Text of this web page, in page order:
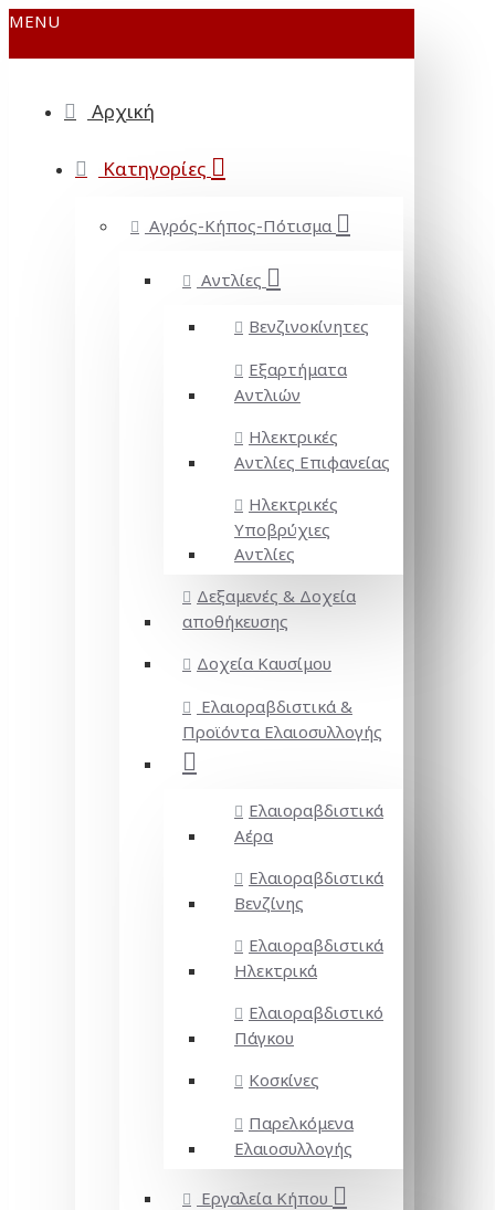
MENU
Αρχική
Κατηγορίες
Αγρός-Κήπος-Πότισμα
Αντλίες
Βενζινοκίνητες
Εξαρτήματα
Αντλιών
Ηλεκτρικές
Αντλίες Επιφανείας
Ηλεκτρικές
Υποβρύχιες
Αντλίες
Δεξαμενές & Δοχεία
αποθήκευσης
Δοχεία Καυσίμου
Ελαιοραβδιστικά &
Προϊόντα Ελαιοσυλλογής
Ελαιοραβδιστικά
Αέρα
Ελαιοραβδιστικά
Βενζίνης
Ελαιοραβδιστικά
Ηλεκτρικά
Ελαιοραβδιστικό
Πάγκου
Κοσκίνες
Παρελκόμενα
Ελαιοσυλλογής
Εργαλεία Κήπου